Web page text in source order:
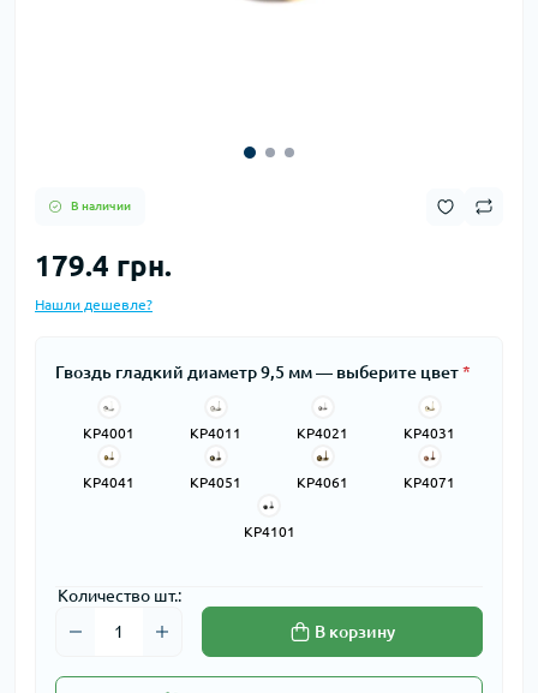
В наличии
179.4 грн.
Нашли дешевле?
Гвоздь гладкий диаметр 9,5 мм — выберите цвет*
KP4001 KP4011 KP4021 KP4031
KP4041 KP4051 KP4061 KP4071
KP4101
Количество шт.:
В корзину